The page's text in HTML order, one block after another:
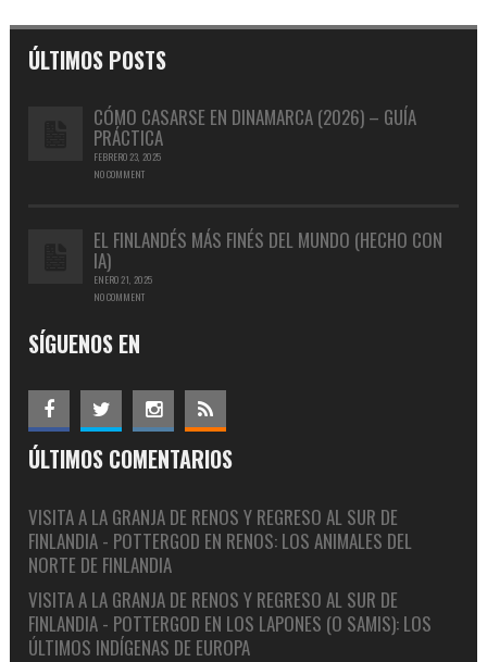
ÚLTIMOS POSTS
CÓMO CASARSE EN DINAMARCA (2026) – GUÍA
PRÁCTICA
FEBRERO 23, 2025
NO COMMENT
EL FINLANDÉS MÁS FINÉS DEL MUNDO (HECHO CON
IA)
ENERO 21, 2025
NO COMMENT
SÍGUENOS EN
ÚLTIMOS COMENTARIOS
VISITA A LA GRANJA DE RENOS Y REGRESO AL SUR DE
FINLANDIA - POTTERGOD EN RENOS: LOS ANIMALES DEL
NORTE DE FINLANDIA
VISITA A LA GRANJA DE RENOS Y REGRESO AL SUR DE
FINLANDIA - POTTERGOD EN LOS LAPONES (O SAMIS): LOS
ÚLTIMOS INDÍGENAS DE EUROPA